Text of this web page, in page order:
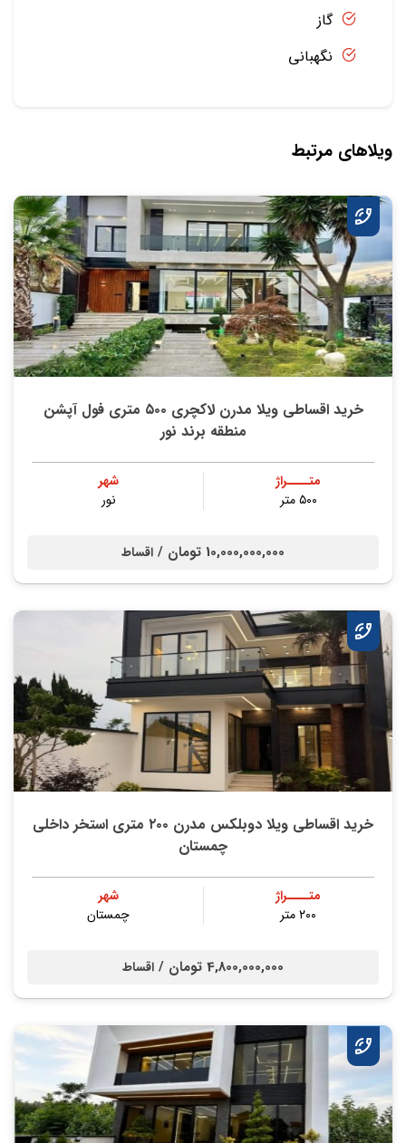
گاز
نگهبانی
ویلاهای مرتبط
خرید اقساطی ویلا مدرن لاکچری ۵۰۰ متری فول آپشن
منطقه برند نور
متــــراژ
۵۰۰ متر
شهر
نور
10,000,000,000 تومان / اقساط
خرید اقساطی ویلا دوبلکس مدرن ۲۰۰ متری استخر داخلی
چمستان
متــــراژ
۲۰۰ متر
شهر
چمستان
4,800,000,000 تومان / اقساط